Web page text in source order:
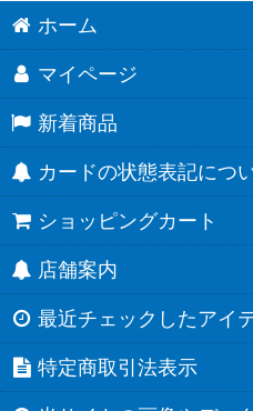
ホーム
マイページ
新着商品
カードの状態表記につ
ショッピングカート
店舗案内
最近チェックしたアイ
特定商取引法表示